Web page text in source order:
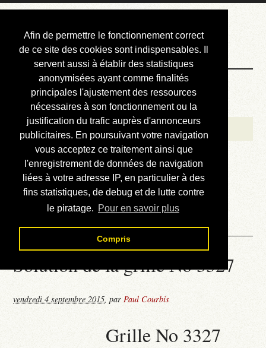
Afin de permettre le fonctionnement correct
de ce site des cookies sont indispensables. Il
servent aussi à établir des statistiques
anonymisées ayant comme finalités
principales l'ajustement des ressources
nécessaires à son fonctionnement ou la
justification du trafic auprès d'annonceurs
publicitaires. En poursuivant votre navigation
vous acceptez ce traitement ainsi que
l'enregistrement de données de navigation
liées à votre adresse IP, en particulier à des
fins statistiques, de debug et de lutte contre
le piratage. Pour en savoir plus
Compris
Courbis, « LE »
Blog Officiel
Bienvenue
Réalisations
Divers (et d’été)
Annonces
Liens externes
Téléchargement
Contact
Solution de la grille No 3327
vendredi 4 septembre 2015,parPaul Courbis
Grille No 3327